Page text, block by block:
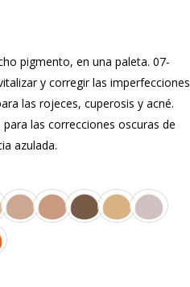
pigmento, en una paleta. 07-
y corregir las imperfecciones
las rojeces, cuperosis y acné.
las correcciones oscuras de
azulada.